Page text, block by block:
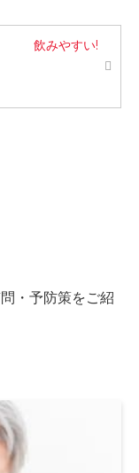
飲みやすい!
・予防策をご紹